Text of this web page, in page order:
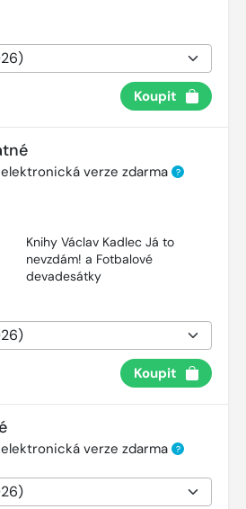
Koupit
verze zdarma ?
Knihy Václav Kadlec Já to
nevzdám! a Fotbalové
devadesátky
Koupit
verze zdarma ?